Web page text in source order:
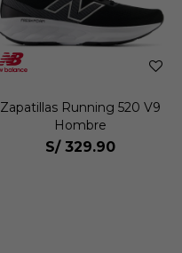
Zapatillas Running 520 V9
Hombre
S/ 329.90